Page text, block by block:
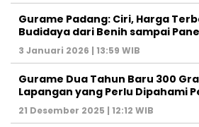
Gurame Padang: Ciri, Harga
Budidaya dari Benih sampai
3 Januari 2026 | 13:59 WIB
Gurame Dua Tahun Baru 300
Lapangan yang Perlu Dipahami
21 Desember 2025 | 12:12 WIB